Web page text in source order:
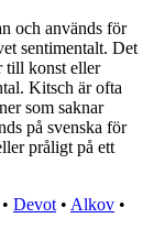
och används för
sentimentalt. Det
till konst eller
Kitsch är ofta
som saknar
på svenska för
pråligt på ett
• Devot • Alkov •